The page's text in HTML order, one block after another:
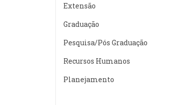
Extensão
Graduação
Pesquisa/Pós Graduação
Recursos Humanos
Planejamento